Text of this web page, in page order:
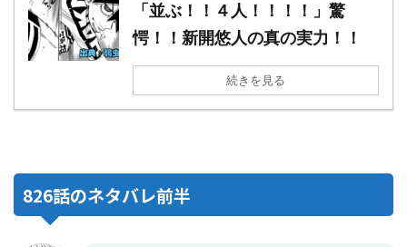
「並ぶ！！４人！！！！」驚
愕！！新開悠人の真の実力！！
続きを見る
826話のネタバレ前半